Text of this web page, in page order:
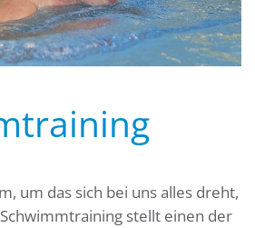
um das sich bei uns alles dreht,
stellt einen der